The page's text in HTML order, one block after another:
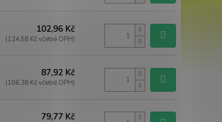
102,96 Kč
(124,58 Kč včetně DPH)
87,92 Kč
(106,38 Kč včetně DPH)
79,77 Kč